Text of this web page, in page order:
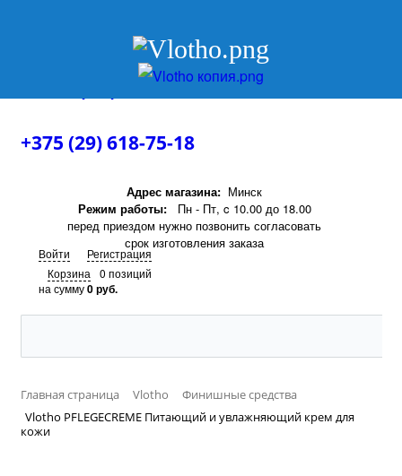
+375 (29) 618-75-18
+375 (29) 618-75-18
Адрес магазина: Минск
Режим работы:Пн - Пт, c 10.00 до 18.00
перед приездом нужно позвонить согласовать
срок изготовления заказа
Войти
Регистрация
Корзина
0 позиций
на сумму0 руб.
Главная страница Vlotho
Финишные средства
Vlotho PFLEGECREME Питающий и увлажняющий крем для
кожи